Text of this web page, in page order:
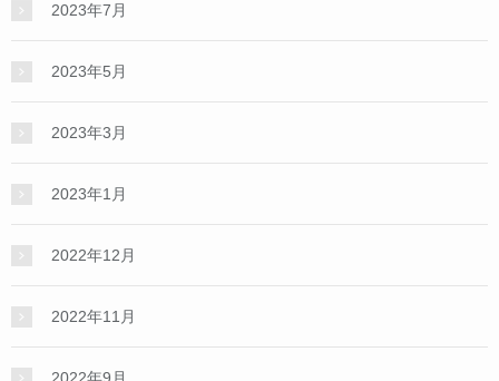
2023年7月
2023年5月
2023年3月
2023年1月
2022年12月
2022年11月